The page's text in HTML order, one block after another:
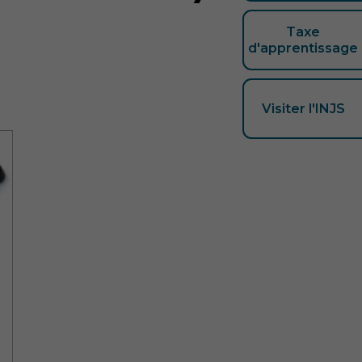
Taxe
d'apprentissage
Visiter l'INJS